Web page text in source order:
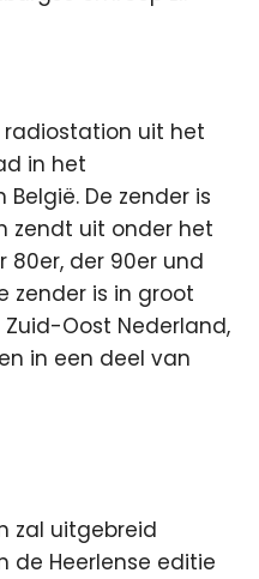
radiostation uit het
in het
De zender is
zendt uit onder het
80er, der 90er und
zender is in groot
Oost Nederland,
in een deel van
zal uitgebreid
Heerlense editie